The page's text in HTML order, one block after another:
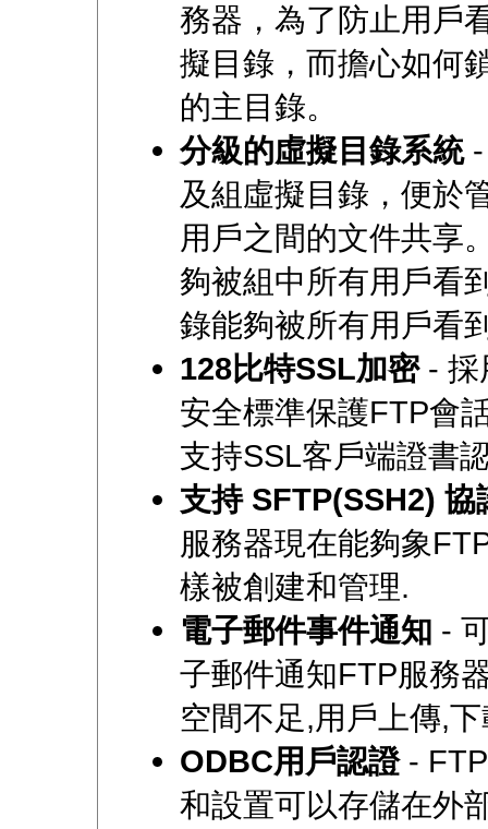
務器，為了防止用戶
擬目錄，而擔心如何
的主目錄。
分級的虛擬目錄系統-
及組虛擬目錄，便於
用戶之間的文件共享
夠被組中所有用戶看
錄能夠被所有用戶看
128比特SSL加密- 採
安全標準保護FTP會
支持SSL客戶端證書
支持 SFTP(SSH2) 協
服務器現在能夠象
樣被創建和管理.
電子郵件事件通知 -
子郵件通知FTP服務
空間不足,用戶上傳,
ODBC用戶認證-
和設置可以存儲在外